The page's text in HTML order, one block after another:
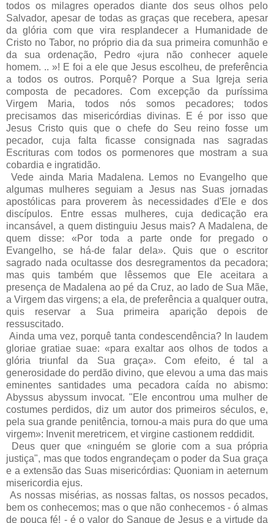
todos os milagres operados diante dos seus olhos pelo
Salvador, apesar de todas as graças que recebera, apesar
da glória com que vira resplandecer a Humanidade de
Cristo no Tabor, no próprio dia da sua primeira comunhão e
da sua ordenação, Pedro «jura não conhecer aquele
homem. .. »! E foi a ele que Jesus escolheu, de preferência
a todos os outros. Porquê? Porque a Sua Igreja seria
composta de pecadores. Com excepção da puríssima
Virgem Maria, todos nós somos pecadores; todos
precisamos das misericórdias divinas. E é por isso que
Jesus Cristo quis que o chefe do Seu reino fosse um
pecador, cuja falta ficasse consignada nas sagradas
Escrituras com todos os pormenores que mostram a sua
cobardia e ingratidão.
Vede ainda Maria Madalena. Lemos no Evangelho que
algumas mulheres seguiam a Jesus nas Suas jornadas
apostólicas para proverem às necessidades d'Ele e dos
discípulos. Entre essas mulheres, cuja dedicação era
incansável, a quem distinguiu Jesus mais? A Madalena, de
quem disse: «Por toda a parte onde for pregado o
Evangelho, se há-de falar dela». Quis que o escritor
sagrado nada ocultasse dos desregramentos da pecadora;
mas quis também que lêssemos que Ele aceitara a
presença de Madalena ao pé da Cruz, ao lado de Sua Mãe,
a Virgem das virgens; a ela, de preferência a qualquer outra,
quis reservar a Sua primeira aparição depois de
ressuscitado.
Ainda uma vez, porquê tanta condescendência? In laudem
gloriae gratiae suae: «para exaltar aos olhos de todos a
glória triunfal da Sua graça». Com efeito, é tal a
generosidade do perdão divino, que elevou a uma das mais
eminentes santidades uma pecadora caída no abismo:
Abyssus abyssum invocat. "Ele encontrou uma mulher de
costumes perdidos, diz um autor dos primeiros séculos, e,
pela sua grande penitência, tornou-a mais pura do que uma
virgem»: Invenit meretricem, et virgine castionem reddidit.
Deus quer que «ninguém se glorie com a sua própria
justiça", mas que todos engrandeçam o poder da Sua graça
e a extensão das Suas misericórdias: Quoniam in aeternum
misericordia ejus.
As nossas misérias, as nossas faltas, os nossos pecados,
bem os conhecemos; mas o que não conhecemos - ó almas
de pouca fé! - é o valor do Sangue de Jesus e a virtude da